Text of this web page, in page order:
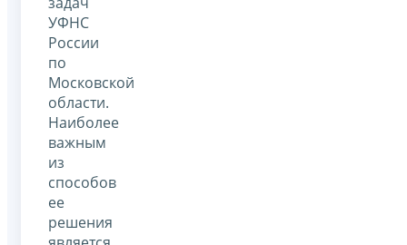
УФНС
России
по
Московской
области.
Наиболее
важным
из
способов
ее
решения